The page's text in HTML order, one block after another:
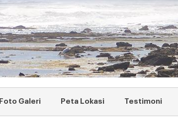
Foto Galeri Peta Lokasi Testimoni